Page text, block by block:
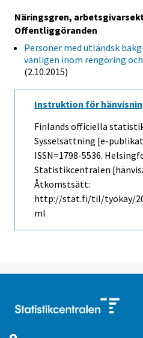
Näringsgren,
Offentliggöranden
Personer med utländsk
vanligen inom rengöring
(2.10.2015)
Instruktion för
Finlands officiella statistik
Sysselsättning [e-
ISSN=1798-5536.
Statistikcentralen
Åtkomstsätt:
http://stat.fi/til/tyokay/
ml